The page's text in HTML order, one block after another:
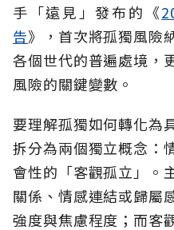
手「遠見」發布的《
告》，首次將孤獨風險
各個世代的普遍處境，
風險的關鍵變數。
要理解孤獨如何轉化為
拆分為兩個獨立概念：
會性的「客觀孤立」。
關係、情感連結或歸屬
強度與焦慮程度；而客